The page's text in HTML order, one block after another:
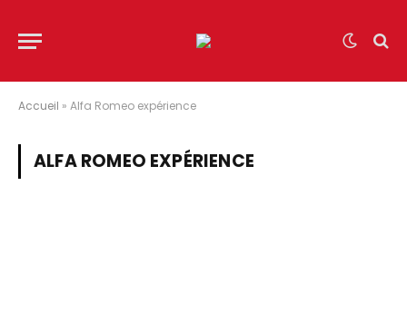
Accueil » Alfa Romeo expérience
ALFA ROMEO EXPÉRIENCE